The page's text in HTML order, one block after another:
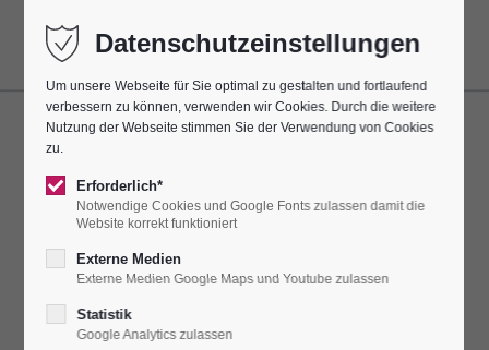
Datenschutzeinstellungen
Um unsere Webseite für Sie optimal zu gestalten und fortlaufend
verbessern zu können, verwenden wir Cookies. Durch die weitere
Nutzung der Webseite stimmen Sie der Verwendung von Cookies
zu.
Erforderlich*
Notwendige Cookies und Google Fonts zulassen damit die
Website korrekt funktioniert
Externe Medien
Externe Medien Google Maps und Youtube zulassen
Statistik
Google Analytics zulassen
15 MINUTEN ZEITREISE
Dieser Termin hatte sich alle 7 Tage bis zum 04.08.2025
wiederholt.
Leuchtenburg
Ein kleiner Happen Kultur, leicht verdaulich,
wetterunabhängig und garantiert spannend.